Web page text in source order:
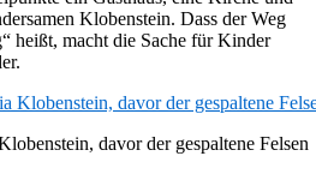
Klobenstein. Dass der Weg
heißt, macht die Sache für Kinder
davor der gespaltene Felsen